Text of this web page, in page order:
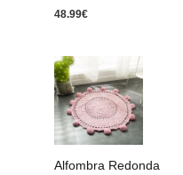
48.99€
Alfombra Redonda